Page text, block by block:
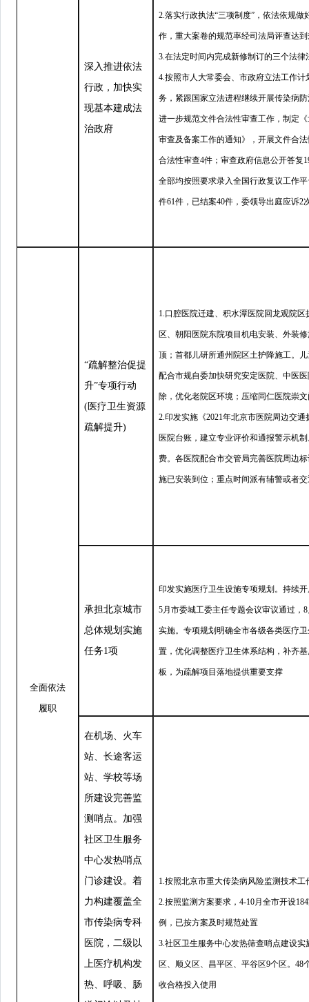
深入推进依法
行政，加快实
现基本建成法
治政府
2.落实行政执法“三项制度” ，依法依规
作，重大案卷的规范率经司法局评查达
3.在法定时间内完成新修制订的三个法
4.按照市人大常委会、市政府立法工作
务，紧跟国家立法进程继续开展传染病
进一步规范文件合法性审查工作，制定
审查及备案工作的通知》，开展文件合
合法性审查4件；审查政府信息公开答复
全部均按照要求录入全国行政复议工作
件61件，已结案40件，委领导出庭应诉2
全面依法
履职
“疏解整治促提
升”专项行动
(医疗卫生资源
疏解提升)
1.口腔医院迁建、积水潭医院回龙观院
区、朝阳医院东院项目机电安装、外装
顶；首都儿研所通州院区土护降施工。
配合市规自委加快研究安定医院、中医
除，优化老院区环境；压缩同仁医院崇
2.印发实施《2021年北京市医院周边交
医院台账，建立专业评价和通报警示机
费。各医院配合市交管局完善医院周边
施已安装到位；重点时间派有辅警或者
承担北京城市
总体规划实施
任务1项
印发实施医疗卫生设施专项规划。持续
5月市委城工委主任专题会议审议通过，
实施。专项规划明确全市各级各类医疗
置，优化调整医疗卫生体系结构，补齐
板，为疏解项目落地提供重要支撑
在机场、火车
站、长途客运
站、学校等场
所建设完善监
测哨点。加强
社区卫生服务
中心发热哨点
门诊建设。着
力构建覆盖全
市传染病专科
医院，二级以
上医疗机构发
热、呼吸、肠
1.按照北京市重大传染病风险监测技术
2.按照监测方案要求，4-10月全市开设
例，已按方案及时规范处置
3.社区卫生服务中心发热筛查哨点建设
区、顺义区、昌平区、平谷区9个区。
收合格投入使用